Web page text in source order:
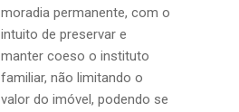
moradia permanente, com o
intuito de preservar e
manter coeso o instituto
familiar, não limitando o
valor do imóvel, podendo se